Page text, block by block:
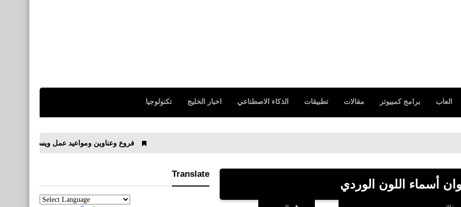
العاب برامج كمبيوتر مقالات تطبيقات الذكاء الاصطناعي اخبار الخليج تكنولوجيا
فروع وعناوين ومواعيد عمل ويسترن يونيون فى مصر Western Union
أسماء اللون الوردي
Translate